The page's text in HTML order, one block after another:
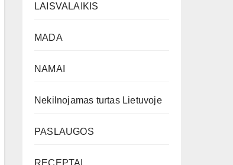
LAISVALAIKIS
MADA
NAMAI
Nekilnojamas turtas Lietuvoje
PASLAUGOS
RECEPTAI